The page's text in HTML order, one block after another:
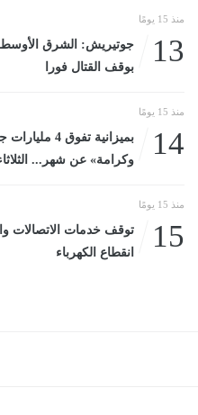
منذ 15 يومًا
13
جوتيريش: الشرق
بوقف القتال فورا
منذ 15 يومًا
14
بميزانية
وكرامة» عن شهر... الثلاثاء، 14 يوليو 2026
منذ 15 يومًا
15
توقف خدمات الاتصالات
انقطاع الكهرباء